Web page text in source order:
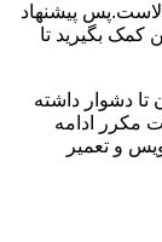
پیشنهاد
بگیرید تا
دشوار داشته
مکرر ادامه
و تعمیر